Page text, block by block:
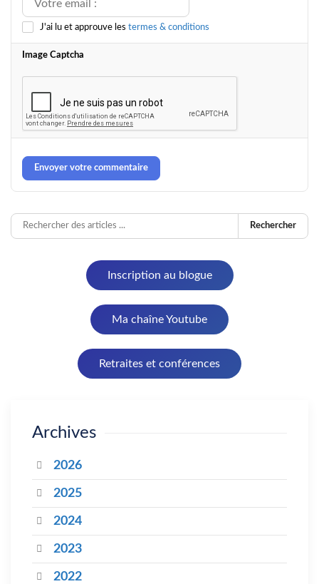
J'ai lu et approuve les termes & conditions
Image Captcha
Envoyer votre commentaire
Rechercher
Inscription au blogue
Ma chaîne Youtube
Retraites et conférences
Archives
2026
2025
2024
2023
2022